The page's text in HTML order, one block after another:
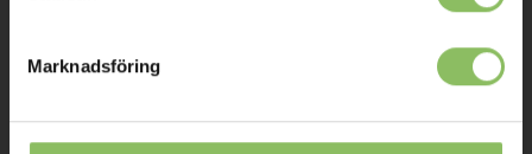
Marknadsföring
168 67 Bromma